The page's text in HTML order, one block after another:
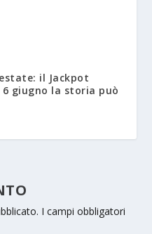
il Jackpot
giugno la storia può
I campi obbligatori